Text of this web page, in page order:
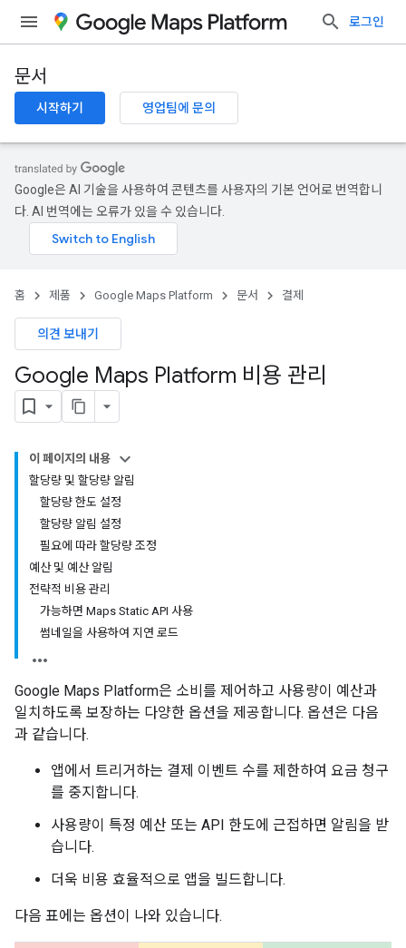
로그인
문서
시작하기 영업팀에 문의
Google은 AI 기술을 사용하여 콘텐츠를 사용자의 기본 언어로 번역합니
다. AI 번역에는 오류가 있을 수 있습니다.
홈 제품 Google Maps Platform 문서 결제
의견 보내기
Google Maps Platform 비용 관리
이 페이지의 내용
할당량 및 할당량 알림
할당량 한도 설정
할당량 알림 설정
필요에 따라 할당량 조정
예산 및 예산 알림
전략적 비용 관리
가능하면 Maps Static API 사용
썸네일을 사용하여 지연 로드
Google Maps Platform은 소비를 제어하고 사용량이 예산과
일치하도록 보장하는 다양한 옵션을 제공합니다. 옵션은 다음
과 같습니다.
앱에서 트리거하는 결제 이벤트 수를 제한하여 요금 청구
를 중지합니다.
사용량이 특정 예산 또는 API 한도에 근접하면 알림을 받
습니다.
더욱 비용 효율적으로 앱을 빌드합니다.
다음 표에는 옵션이 나와 있습니다.